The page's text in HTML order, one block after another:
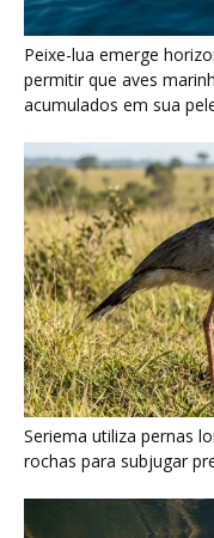
Seriema utiliza pernas
rochas para subjugar
Poraquê sincroniza
amplificar campo
maiores na Amazônia